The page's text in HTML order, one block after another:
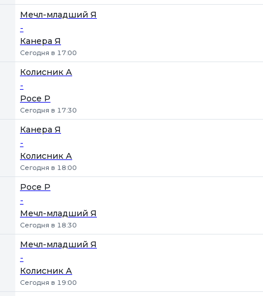
Мечл-младший Я
-
Канера Я
Сегодня в 17:00
Колисник А
-
Росе Р
Сегодня в 17:30
Канера Я
-
Колисник А
Сегодня в 18:00
Росе Р
-
Мечл-младший Я
Сегодня в 18:30
Мечл-младший Я
-
Колисник А
Сегодня в 19:00